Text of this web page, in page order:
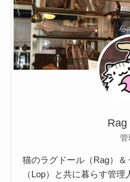
Rag
管
猫のラグドール（Rag）
（Lop）と共に暮らす管